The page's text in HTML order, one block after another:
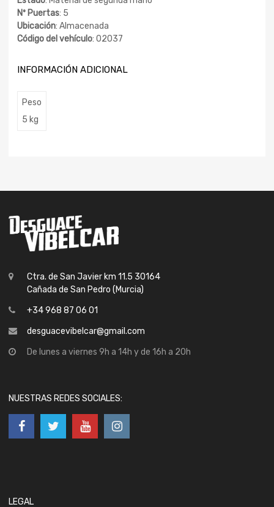
Nº Puertas: 5
Ubicación: Almacenada
Código del vehículo: 02037
INFORMACIÓN ADICIONAL
Peso
5 kg
Ctra. de San Javier km 11.5 30164
Cañada de San Pedro (Murcia)
+34 968 87 06 01
desguacevibelcar@gmail.com
De lunes a viernes 9h a 14h y de 16h a 20h
NUESTRAS REDES SOCIALES:
LEGAL